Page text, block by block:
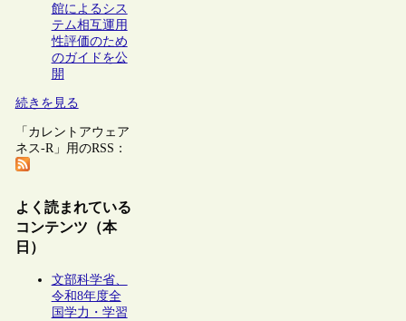
館によるシス
テム相互運用
性評価のため
のガイドを公
開
続きを見る
「カレントアウェア
ネス-R」用のRSS：
よく読まれている
コンテンツ（本
日）
文部科学省、
令和8年度全
国学力・学習